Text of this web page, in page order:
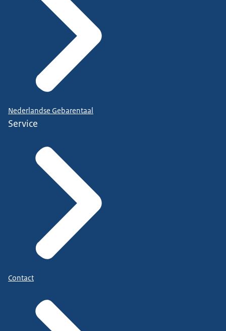
Nederlandse Gebarentaal
Service
Contact